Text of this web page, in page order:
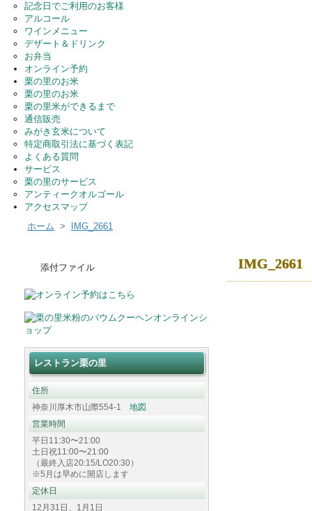
記念日でご利用のお客様
アルコール
ワインメニュー
デザート＆ドリンク
お弁当
オンライン予約
栗の里のお米
栗の里のお米
栗の里米ができるまで
通信販売
みがき玄米について
特定商取引法に基づく表記
よくある質問
サービス
栗の里のサービス
アンティークオルゴール
アクセスマップ
ホーム > IMG_2661
IMG_2661
添付ファイル
レストラン栗の里
住所
神奈川厚木市山際554-1 地図
営業時間
平日11:30〜21:00
土日祝11:00〜21:00
（最終入店20:15/LO20:30）
※5月は早めに開店します
定休日
12月31日、1月1日